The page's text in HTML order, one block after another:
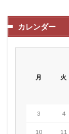
カレンダー
月 火
3 4
10 11